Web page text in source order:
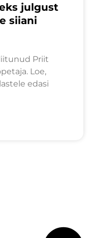
julgust
siiani
Priit
Loe,
edasi